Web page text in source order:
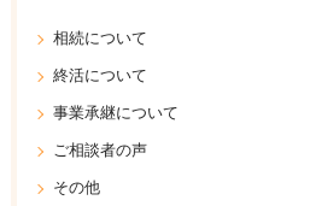
相続について
終活について
事業承継について
ご相談者の声
その他